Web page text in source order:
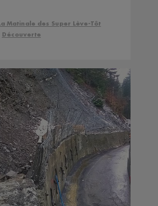
La Matinale des Super Lève-Tôt
Découverte